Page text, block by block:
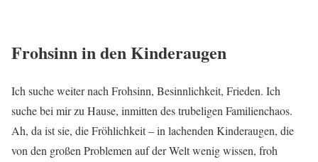
Frohsinn in den Kinderaugen
Ich suche weiter nach Frohsinn, Besinnlichkeit, Frieden. Ich
suche bei mir zu Hause, inmitten des trubeligen Familienchaos.
Ah, da ist sie, die Fröhlichkeit – in lachenden Kinderaugen, die
von den großen Problemen auf der Welt wenig wissen, froh